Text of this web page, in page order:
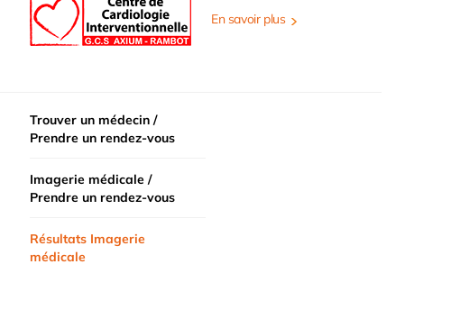
En savoir plus
Trouver un médecin /
Prendre un rendez-vous
Imagerie médicale /
Prendre un rendez-vous
Résultats Imagerie
médicale